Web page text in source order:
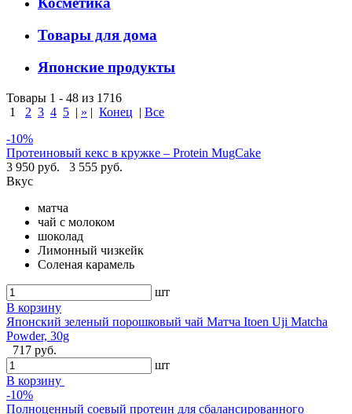
Товары для дома
Японские продукты
Товары 1 - 48 из 1716
1
2 3 4 5 | » | Конец | Все
-10%
Протеиновый кекс в кружке – Protein MugCake
3 950 руб.
3 555 руб.
Вкус
матча
чай с молоком
шоколад
Лимонный чизкейк
Соленая карамель
шт
В корзину
Японский зеленый порошковый чай Матча Itoen Uji Matcha
Powder, 30g
717 руб.
шт
В корзину
-10%
Полноценный соевый протеин для сбалансированного